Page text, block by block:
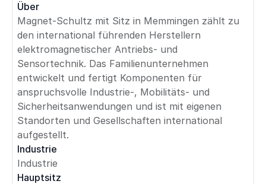
Über
Magnet-Schultz mit Sitz in Memmingen zählt zu
den international führenden Herstellern
elektromagnetischer Antriebs- und
Sensortechnik. Das Familienunternehmen
entwickelt und fertigt Komponenten für
anspruchsvolle Industrie-, Mobilitäts- und
Sicherheitsanwendungen und ist mit eigenen
Standorten und Gesellschaften international
aufgestellt.
Industrie
Industrie
Hauptsitz